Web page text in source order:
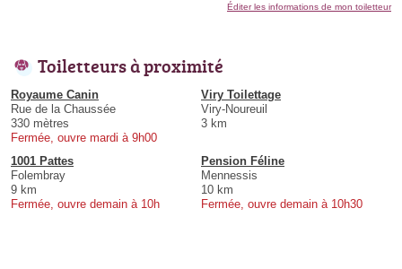
Éditer les informations de mon toiletteur
Toiletteurs à proximité
Royaume Canin
Rue de la Chaussée
330 mètres
Fermée, ouvre mardi à 9h00
Viry Toilettage
Viry-Noureuil
3 km
1001 Pattes
Folembray
9 km
Fermée, ouvre demain à 10h
Pension Féline
Mennessis
10 km
Fermée, ouvre demain à 10h30